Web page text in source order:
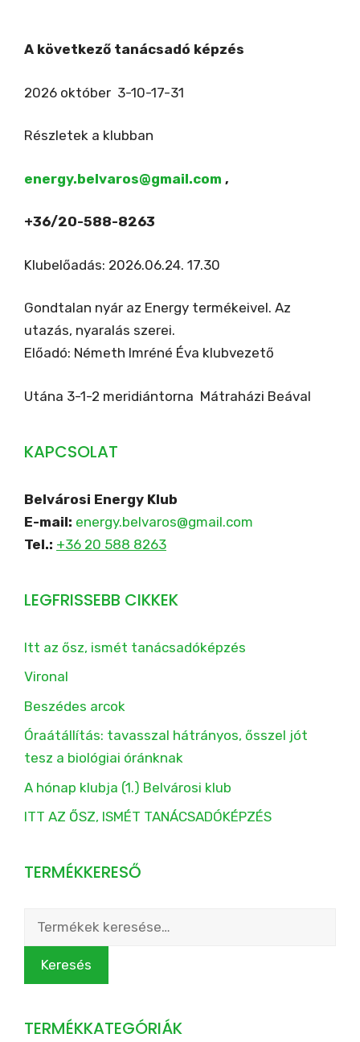
A következő tanácsadó képzés
2026 október 3-10-17-31
Részletek a klubban
energy.belvaros@gmail.com ,
+36/20-588-8263
Klubelőadás: 2026.06.24. 17.30
Gondtalan nyár az Energy termékeivel. Az
utazás, nyaralás szerei.
Előadó: Németh Imréné Éva klubvezető
Utána 3-1-2 meridiántorna Mátraházi Beával
KAPCSOLAT
Belvárosi Energy Klub
E-mail: energy.belvaros@gmail.com
Tel.: +36 20 588 8263
LEGFRISSEBB CIKKEK
Itt az ősz, ismét tanácsadóképzés
Vironal
Beszédes arcok
Óraátállítás: tavasszal hátrányos, ősszel jót
tesz a biológiai óránknak
A hónap klubja (1.) Belvárosi klub
ITT AZ ŐSZ, ISMÉT TANÁCSADÓKÉPZÉS
TERMÉKKERESŐ
Keresés
következőre:
Keresés
TERMÉKKATEGÓRIÁK